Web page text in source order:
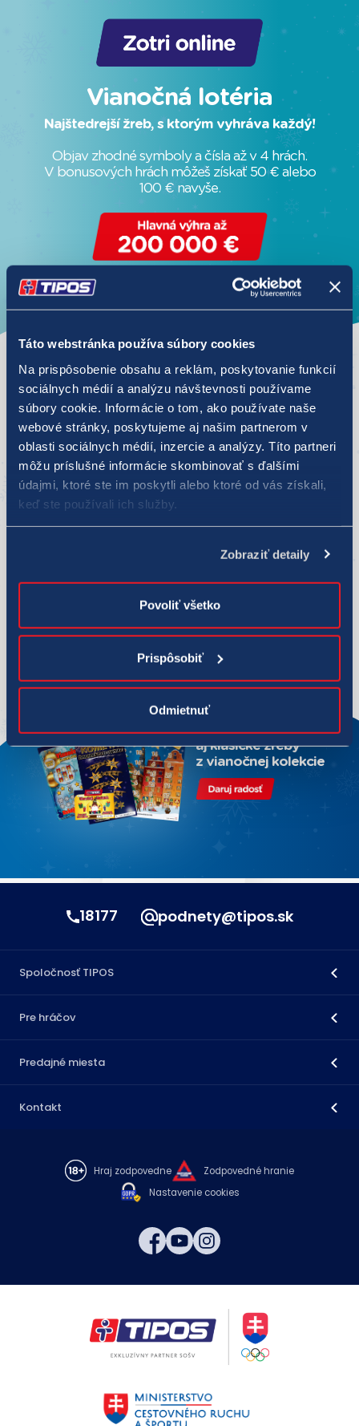
Táto webstránka používa súbory cookies
Na prispôsobenie obsahu a reklám, poskytovanie funkcií
sociálnych médií a analýzu návštevnosti používame
súbory cookie. Informácie o tom, ako používate naše
webové stránky, poskytujeme aj našim partnerom v
oblasti sociálnych médií, inzercie a analýzy. Títo partneri
môžu príslušné informácie skombinovať s ďalšími
údajmi, ktoré ste im poskytli alebo ktoré od vás získali,
keď ste používali ich služby.
Zobraziť detaily
Povoliť všetko
Prispôsobiť
Odmietnuť
18177 podnety@tipos.sk
Spoločnosť TIPOS
Pre hráčov
Predajné miesta
Kontakt
Hraj zodpovedne
Zodpovedné hranie
Nastavenie cookies